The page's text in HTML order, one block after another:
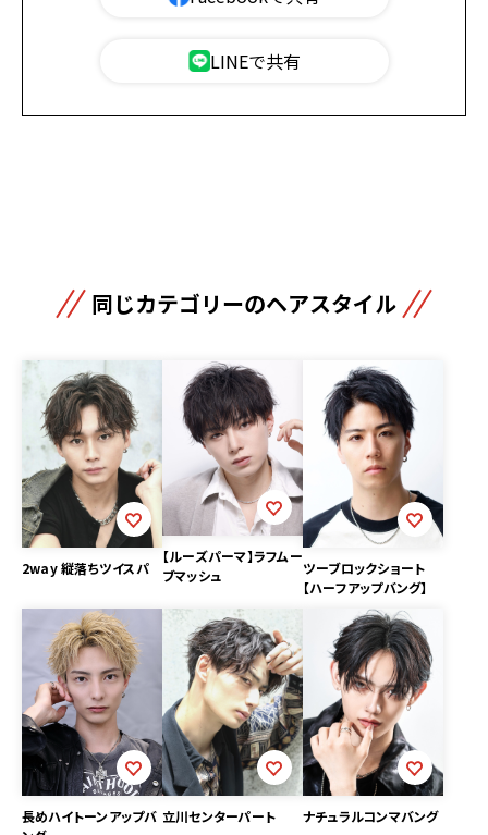
LINEで共有
同じカテゴリーのヘアスタイル
2way 縦落ちツイスパ
【ルーズパーマ】ラフムー
ブマッシュ
ツーブロックショート
【ハーフアップバング】
長めハイトーンアップバ 立川センターパート ナチュラルコンマバング